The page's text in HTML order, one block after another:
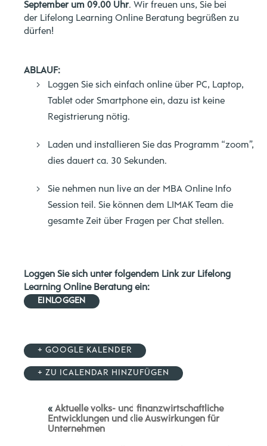
September um 09.00 Uhr. Wir freuen uns, Sie bei
der Lifelong Learning Online Beratung begrüßen zu
dürfen!
ABLAUF:
Loggen Sie sich einfach online über PC, Laptop,
Tablet oder Smartphone ein, dazu ist keine
Registrierung nötig.
Laden und installieren Sie das Programm “zoom”,
dies dauert ca. 30 Sekunden.
Sie nehmen nun live an der MBA Online Info
Session teil. Sie können dem LIMAK Team die
gesamte Zeit über Fragen per Chat stellen.
Loggen Sie sich unter folgendem Link zur Lifelong
Learning Online Beratung ein:
EINLOGGEN
+ GOOGLE KALENDER
+ ZU ICALENDAR HINZUFÜGEN
« Aktuelle volks- und finanzwirtschaftliche
Entwicklungen und die Auswirkungen für
Unternehmen